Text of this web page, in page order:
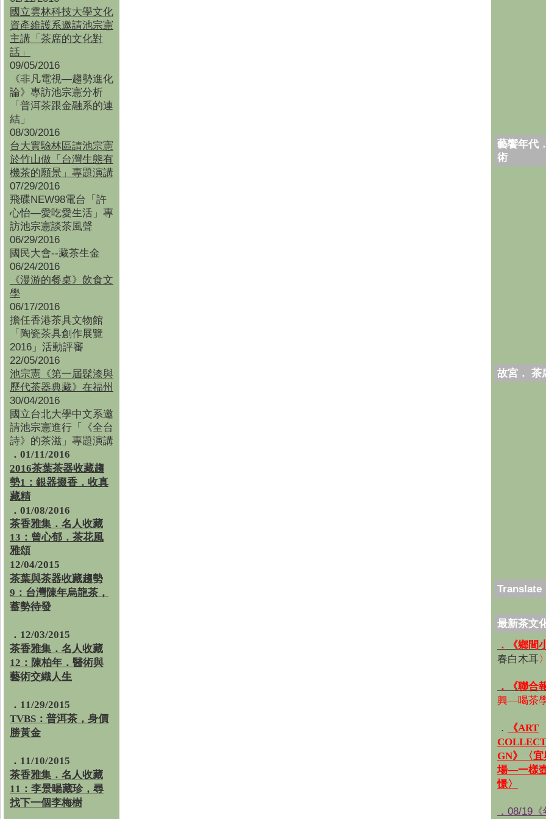
國立雲林科技大學文化
資產維護系邀請池宗憲
主講「茶席的文化對
話」
09/05/2016
《非凡電視—趨勢進化
論》專訪池宗憲分析
「普洱茶跟金融系的連
結」
08/30/2016
台大實驗林區請池宗憲
於竹山做「台灣生態有
機茶的願景」專題演講
07/29/2016
飛碟NEW98電台「許
心怡—愛吃愛生活」專
訪池宗憲談茶風聲
06/29/2016
國民大會--藏茶生金
06/24/2016
《漫游的餐桌》飲食文
學
06/17/2016
擔任香港茶具文物館
「陶瓷茶具創作展覽
2016」活動評審
22/05/2016
池宗憲《第一屆髹漆與
歷代茶器典藏》在福州
30/04/2016
國立台北大學中文系邀
請池宗憲進行「《全台
詩》的茶滋」專題演講
．01/11/2016
2016茶葉茶器收藏趨
勢1：銀器掇香．收真
藏精
．01/08/2016
茶香雅集 ． 名人收藏
13：曾心郁．茶花風
雅頌
12/04/2015
茶葉與茶器收藏趨勢
9：台灣陳年烏龍茶，
蓄勢待發
．12/03/2015
茶香雅集．名人收藏
12：陳柏年．醫術與
藝術交織人生
．11/29/2015
TVBS：普洱茶，身價
勝黃金
．11/10/2015
茶香雅集．名人收藏
11：李景暘藏珍，尋
找下一個李梅樹
藝饗年代
術
故宮． 茶
Translate
最新茶文
．《鄉間
春白木耳〉
．《聯合
興—喝茶
．
《ART
GN》〈
場—一樣
憬〉
．08/19